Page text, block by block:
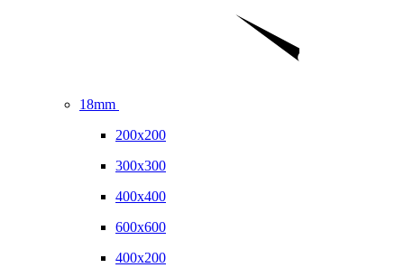
18mm
200x200
300x300
400x400
600x600
400x200